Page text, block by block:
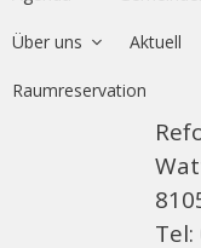
Über uns Aktuell
Raumreservation
Tel: